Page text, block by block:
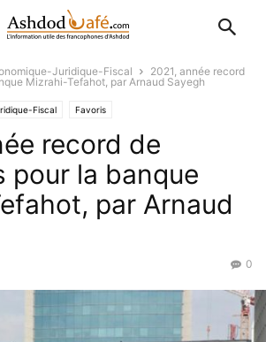
Juridique-Fiscal
2021, année record
Mizrahi-Tefahot, par Arnaud Sayegh
Fiscal Favoris
record de
pour la banque
par Arnaud
0